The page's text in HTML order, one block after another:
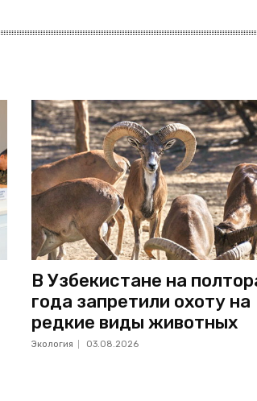
В Узбекистане на
года запретили охоту на
редкие виды животных
Экология 03.08.2026